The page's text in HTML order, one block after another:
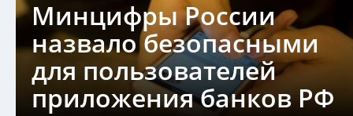
Минцифры России
назвало безопасными
для пользователей
приложения банков РФ